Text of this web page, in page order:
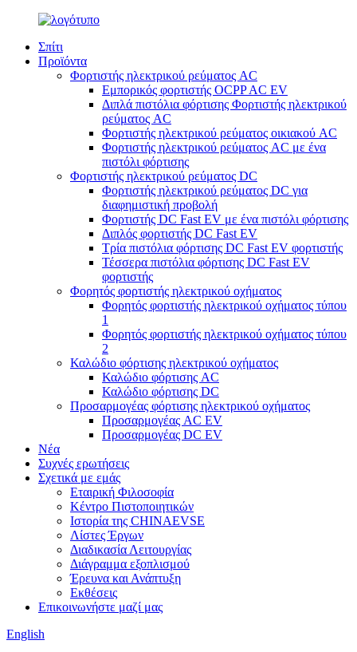
Σπίτι
Προϊόντα
Φορτιστής ηλεκτρικού ρεύματος AC
Εμπορικός φορτιστής OCPP AC EV
Διπλά πιστόλια φόρτισης Φορτιστής ηλεκτρικού
ρεύματος AC
Φορτιστής ηλεκτρικού ρεύματος οικιακού AC
Φορτιστής ηλεκτρικού ρεύματος AC με ένα
πιστόλι φόρτισης
Φορτιστής ηλεκτρικού ρεύματος DC
Φορτιστής ηλεκτρικού ρεύματος DC για
διαφημιστική προβολή
Φορτιστής DC Fast EV με ένα πιστόλι φόρτισης
Διπλός φορτιστής DC Fast EV
Τρία πιστόλια φόρτισης DC Fast EV φορτιστής
Τέσσερα πιστόλια φόρτισης DC Fast EV
φορτιστής
Φορητός φορτιστής ηλεκτρικού οχήματος
Φορητός φορτιστής ηλεκτρικού οχήματος τύπου
1
Φορητός φορτιστής ηλεκτρικού οχήματος τύπου
2
Καλώδιο φόρτισης ηλεκτρικού οχήματος
Καλώδιο φόρτισης AC
Καλώδιο φόρτισης DC
Προσαρμογέας φόρτισης ηλεκτρικού οχήματος
Προσαρμογέας AC EV
Προσαρμογέας DC EV
Νέα
Συχνές ερωτήσεις
Σχετικά με εμάς
Εταιρική Φιλοσοφία
Κέντρο Πιστοποιητικών
Ιστορία της CHINAEVSE
Λίστες Έργων
Διαδικασία Λειτουργίας
Διάγραμμα εξοπλισμού
Έρευνα και Ανάπτυξη
Εκθέσεις
Επικοινωνήστε μαζί μας
English